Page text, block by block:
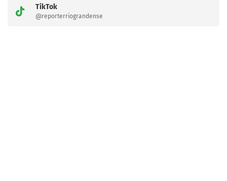
TikTok
@reporterriograndense